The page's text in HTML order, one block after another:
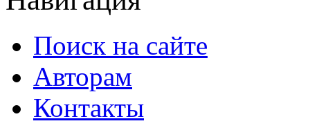
Поиск на сайте
Авторам
Контакты